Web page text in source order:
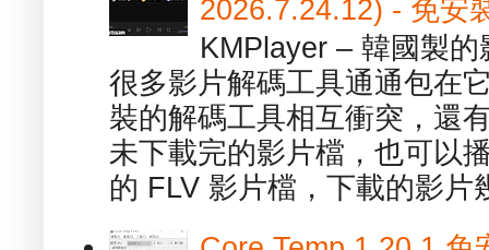
2026.7.24.12) - 免安
KMPlayer – 韓國製
很多影片解碼工具通通包在
裝的解碼工具相互衝突，還
未下載完的影片檔，也可以
的 FLV 影片檔，下載的影片